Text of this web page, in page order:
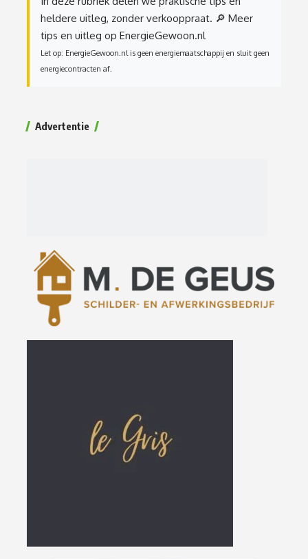
heldere uitleg, zonder verkooppraat. 🔎 Meer
tips en uitleg op EnergieGewoon.nl
Let op: EnergieGewoon.nl is geen energiemaatschappij en sluit geen
energiecontracten af.
Advertentie